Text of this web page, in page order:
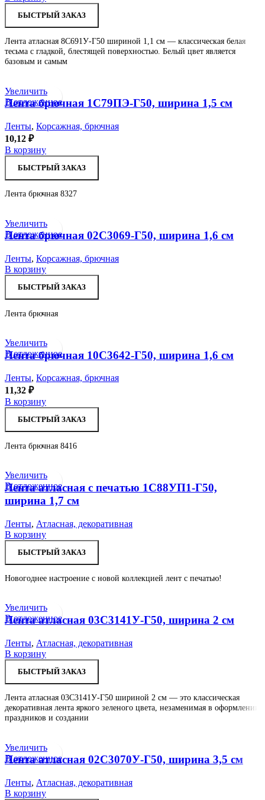
БЫСТРЫЙ ЗАКАЗ
Лента атласная 8С691У-Г50 шириной 1,1 см — классическая белая
тесьма с гладкой, блестящей поверхностью. Белый цвет является
базовым и самым
Увеличить
В отложенное
Лента брючная 1С79ПЭ-Г50, ширина 1,5 см
Ленты, Корсажная, брючная
10,12 ₽
В корзину
БЫСТРЫЙ ЗАКАЗ
Лента брючная 8327
Увеличить
В отложенное
Лента брючная 02С3069-Г50, ширина 1,6 см
Ленты, Корсажная, брючная
В корзину
БЫСТРЫЙ ЗАКАЗ
Лента брючная
Увеличить
В отложенное
Лента брючная 10С3642-Г50, ширина 1,6 см
Ленты, Корсажная, брючная
11,32 ₽
В корзину
БЫСТРЫЙ ЗАКАЗ
Лента брючная 8416
Увеличить
В отложенное
Лента атласная с печатью 1С88УП1-Г50,
ширина 1,7 см
Ленты, Атласная, декоративная
В корзину
БЫСТРЫЙ ЗАКАЗ
Новогоднее настроение с новой коллекцией лент с печатью!
Увеличить
В отложенное
Лента атласная 03С3141У-Г50, ширина 2 см
Ленты, Атласная, декоративная
В корзину
БЫСТРЫЙ ЗАКАЗ
Лента атласная 03С3141У-Г50 шириной 2 см — это классическая
декоративная лента яркого зеленого цвета, незаменимая в оформлении
праздников и создании
Увеличить
В отложенное
Лента атласная 02С3070У-Г50, ширина 3,5 см
Ленты, Атласная, декоративная
В корзину